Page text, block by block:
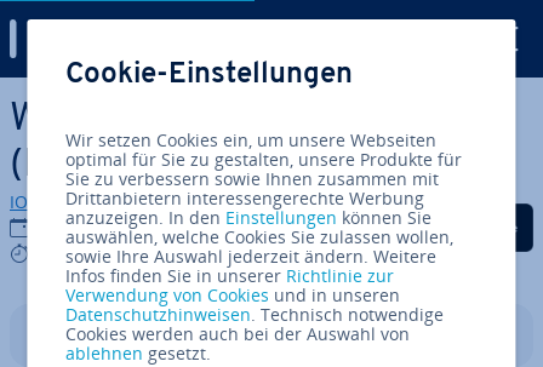
Zum Haupt­in­halt springen
Was sind Foun­da­ti­on Models
(FMs)?
IONOS Redaktion
26.08.2024
5 mins
Auf Facebook teilen
Auf Twitter teilen
Auf LinkedIn
In­halts­ver­zeich­nis
Cookie-Einstellungen
Wir setzen Cookies ein, um unsere Webseiten
optimal für Sie zu gestalten, unsere Produkte für
Sie zu verbessern sowie Ihnen zusammen mit
Drittanbietern interessengerechte Werbung
anzuzeigen. In den Einstellungen können Sie
auswählen, welche Cookies Sie zulassen wollen,
sowie Ihre Auswahl jederzeit ändern. Weitere
Infos finden Sie in unserer Richtlinie zur
Verwendung von Cookies und in unseren
Datenschutzhinweisen. Technisch notwendige
Cookies werden auch bei der Auswahl von
ablehnen gesetzt.